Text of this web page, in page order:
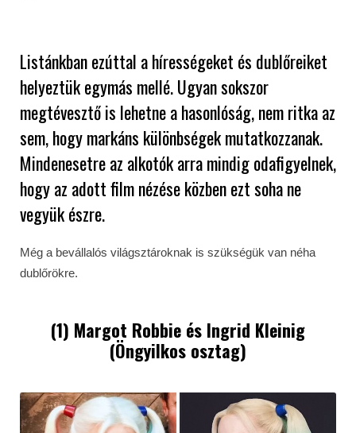
Listánkban ezúttal a hírességeket és dublőreiket
helyeztük egymás mellé. Ugyan sokszor
megtévesztő is lehetne a hasonlóság, nem ritka az
sem, hogy markáns különbségek mutatkozzanak.
Mindenesetre az alkotók arra mindig odafigyelnek,
hogy az adott film nézése közben ezt soha ne
vegyük észre.
Még a bevállalós világsztároknak is szükségük van néha
dublőrökre.
(1) Margot Robbie és Ingrid Kleinig
(Öngyilkos osztag)